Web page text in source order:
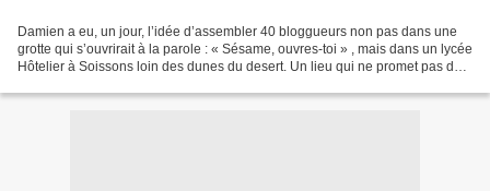
Damien a eu, un jour, l’idée d’assembler 40 bloggueurs non pas dans une
grotte qui s’ouvrirait à la parole : « Sésame, ouvres-toi » , mais dans un lycée
Hôtelier à Soissons loin des dunes du desert. Un lieu qui ne promet pas de